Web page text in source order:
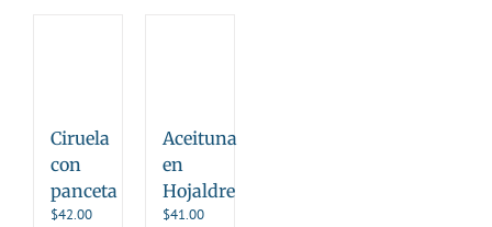
Ciruela
con
panceta
$42.00
Aceituna
en
Hojaldre
$41.00